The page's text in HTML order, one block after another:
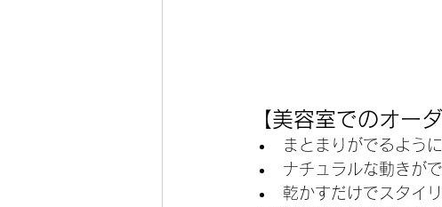
【美容室でのオー
まとまりがでるよう
ナチュラルな動きが
乾かすだけでスタイ